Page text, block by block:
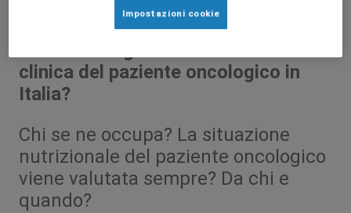
clinica del paziente oncologico in
Italia?
Chi se ne occupa? La situazione
nutrizionale del paziente oncologico
viene valutata sempre? Da chi e
quando?
Impostazioni cookie